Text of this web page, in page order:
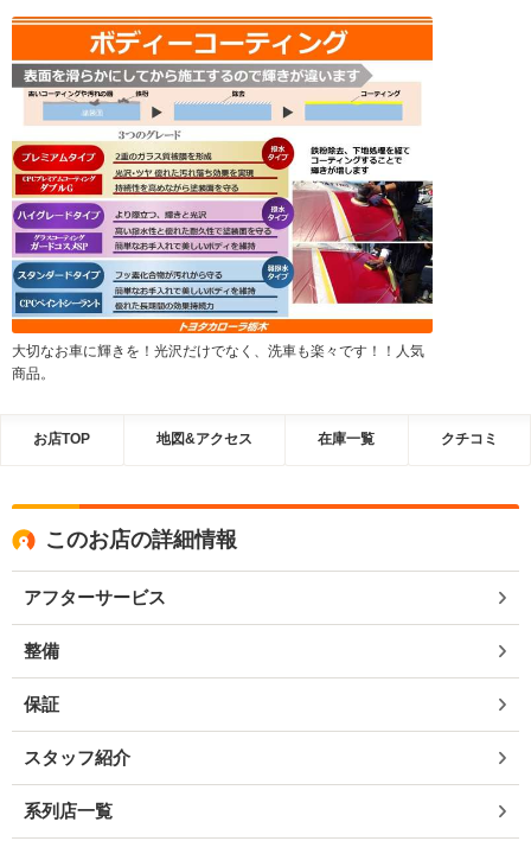
大切なお車に輝きを！光沢だけでなく、洗車も楽々です！！人気
商品。
お店TOP 地図&アクセス 在庫一覧 クチコミ
このお店の詳細情報
アフターサービス
整備
保証
スタッフ紹介
系列店一覧